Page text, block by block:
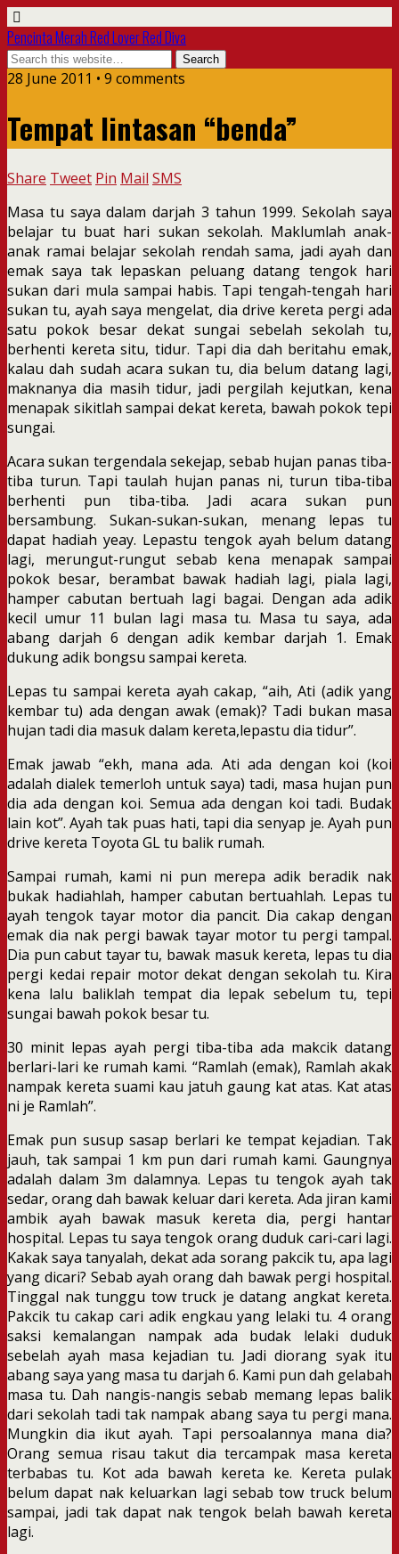
Pencinta Merah Red Lover Red Diva
28 June 2011 • 9 comments
Tempat lintasan “benda”
Share Tweet Pin Mail SMS
Masa tu saya dalam darjah 3 tahun 1999. Sekolah saya
belajar tu buat hari sukan sekolah. Maklumlah anak-
anak ramai belajar sekolah rendah sama, jadi ayah dan
emak saya tak lepaskan peluang datang tengok hari
sukan dari mula sampai habis. Tapi tengah-tengah hari
sukan tu, ayah saya mengelat, dia drive kereta pergi ada
satu pokok besar dekat sungai sebelah sekolah tu,
berhenti kereta situ, tidur. Tapi dia dah beritahu emak,
kalau dah sudah acara sukan tu, dia belum datang lagi,
maknanya dia masih tidur, jadi pergilah kejutkan, kena
menapak sikitlah sampai dekat kereta, bawah pokok tepi
sungai.
Acara sukan tergendala sekejap, sebab hujan panas tiba-
tiba turun. Tapi taulah hujan panas ni, turun tiba-tiba
berhenti pun tiba-tiba. Jadi acara sukan pun
bersambung. Sukan-sukan-sukan, menang lepas tu
dapat hadiah yeay. Lepastu tengok ayah belum datang
lagi, merungut-rungut sebab kena menapak sampai
pokok besar, berambat bawak hadiah lagi, piala lagi,
hamper cabutan bertuah lagi bagai. Dengan ada adik
kecil umur 11 bulan lagi masa tu. Masa tu saya, ada
abang darjah 6 dengan adik kembar darjah 1. Emak
dukung adik bongsu sampai kereta.
Lepas tu sampai kereta ayah cakap, “aih, Ati (adik yang
kembar tu) ada dengan awak (emak)? Tadi bukan masa
hujan tadi dia masuk dalam kereta,lepastu dia tidur”.
Emak jawab “ekh, mana ada. Ati ada dengan koi (koi
adalah dialek temerloh untuk saya) tadi, masa hujan pun
dia ada dengan koi. Semua ada dengan koi tadi. Budak
lain kot”. Ayah tak puas hati, tapi dia senyap je. Ayah pun
drive kereta Toyota GL tu balik rumah.
Sampai rumah, kami ni pun merepa adik beradik nak
bukak hadiahlah, hamper cabutan bertuahlah. Lepas tu
ayah tengok tayar motor dia pancit. Dia cakap dengan
emak dia nak pergi bawak tayar motor tu pergi tampal.
Dia pun cabut tayar tu, bawak masuk kereta, lepas tu dia
pergi kedai repair motor dekat dengan sekolah tu. Kira
kena lalu baliklah tempat dia lepak sebelum tu, tepi
sungai bawah pokok besar tu.
30 minit lepas ayah pergi tiba-tiba ada makcik datang
berlari-lari ke rumah kami. “Ramlah (emak), Ramlah akak
nampak kereta suami kau jatuh gaung kat atas. Kat atas
ni je Ramlah”.
Emak pun susup sasap berlari ke tempat kejadian. Tak
jauh, tak sampai 1 km pun dari rumah kami. Gaungnya
adalah dalam 3m dalamnya. Lepas tu tengok ayah tak
sedar, orang dah bawak keluar dari kereta. Ada jiran kami
ambik ayah bawak masuk kereta dia, pergi hantar
hospital. Lepas tu saya tengok orang duduk cari-cari lagi.
Kakak saya tanyalah, dekat ada sorang pakcik tu, apa lagi
yang dicari? Sebab ayah orang dah bawak pergi hospital.
Tinggal nak tunggu tow truck je datang angkat kereta.
Pakcik tu cakap cari adik engkau yang lelaki tu. 4 orang
saksi kemalangan nampak ada budak lelaki duduk
sebelah ayah masa kejadian tu. Jadi diorang syak itu
abang saya yang masa tu darjah 6. Kami pun dah gelabah
masa tu. Dah nangis-nangis sebab memang lepas balik
dari sekolah tadi tak nampak abang saya tu pergi mana.
Mungkin dia ikut ayah. Tapi persoalannya mana dia?
Orang semua risau takut dia tercampak masa kereta
terbabas tu. Kot ada bawah kereta ke. Kereta pulak
belum dapat nak keluarkan lagi sebab tow truck belum
sampai, jadi tak dapat nak tengok belah bawah kereta
lagi.